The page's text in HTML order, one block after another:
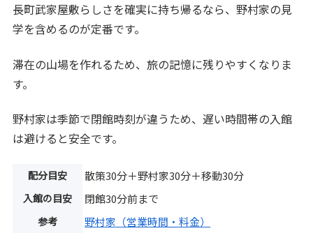
長町武家屋敷らしさを確実に持ち帰るなら、野村家の見
学を含めるのが定番です。
滞在の山場を作れるため、旅の記憶に残りやすくなりま
す。
野村家は季節で閉館時刻が違うため、遅い時間帯の入館
は避けると安全です。
配分目安 散策30分＋野村家30分＋移動30分
入館の目安 閉館30分前まで
参考 野村家（営業時間・料金）